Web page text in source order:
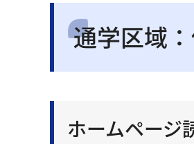
通学区域
ホームページ